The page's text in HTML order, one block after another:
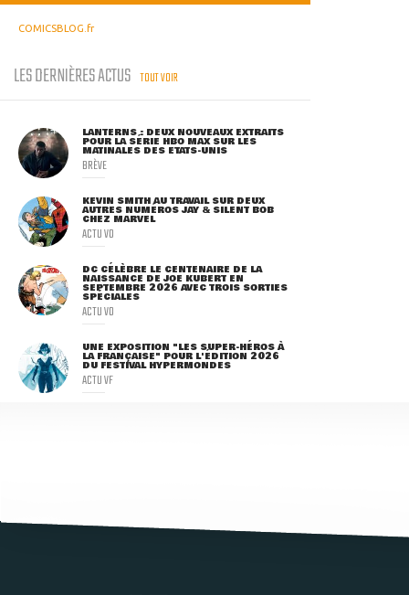
COMICSBLOG.fr
LES DERNIÈRES ACTUS TOUT VOIR
LANTERNS : DEUX NOUVEAUX EXTRAITS
POUR LA SÉRIE HBO MAX SUR LES
MATINALES DES ETATS-UNIS
BRÈVE
KEVIN SMITH AU TRAVAIL SUR DEUX
AUTRES NUMÉROS JAY & SILENT BOB
CHEZ MARVEL
ACTU VO
DC CÉLÈBRE LE CENTENAIRE DE LA
NAISSANCE DE JOE KUBERT EN
SEPTEMBRE 2026 AVEC TROIS SORTIES
SPÉCIALES
ACTU VO
UNE EXPOSITION "LES SUPER-HÉROS À
LA FRANÇAISE" POUR L'ÉDITION 2026
DU FESTIVAL HYPERMONDES
ACTU VF